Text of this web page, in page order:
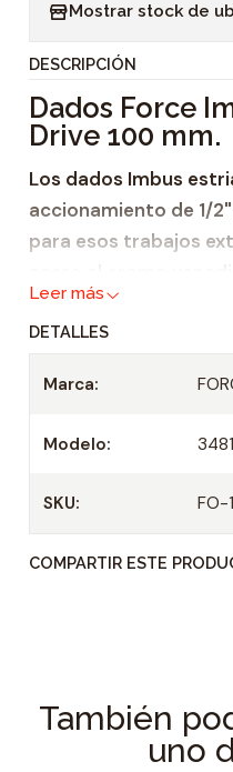
i
d
a
d
Mostrar stock de
DESCRIPCIÓN
Dados Force
Drive 100 mm.
Los dados Imbus
accionamiento de 1/
para esos trabajos
dados son altamente
y están garantizados
Especificaciones
Tamaño: 8 mm.
Unidad: 1/2"
Hecho de acero
Resistente a la
Forma de punta :
Tamaño de ajuste
Leer más
DETALLES
Marca:
Modelo:
SKU: FO-
COMPARTIR ESTE
También
uno